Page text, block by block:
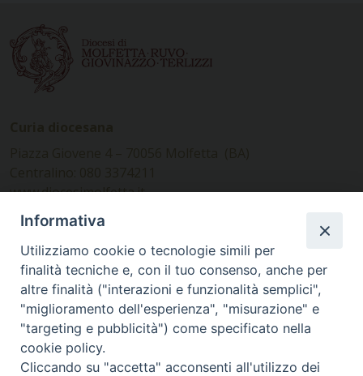
www.diocesimolfetta.it –
diocesimolfetta@pec.chiesacattolica.it
Ufficio Comunicazioni sociali
Piazza Giovene 4 – 70056 Molfetta (BA)
comunicazionisociali@diocesimolfetta.it
SEGUICI SU
Informativa
Utilizziamo cookie o tecnologie simili per
finalità tecniche e, con il tuo consenso, anche per
altre finalità ("interazioni e funzionalità semplici",
"miglioramento dell'esperienza", "misurazione" e
"targeting e pubblicità") come specificato nella
cookie policy.
Cliccando su "accetta" acconsenti all'utilizzo dei